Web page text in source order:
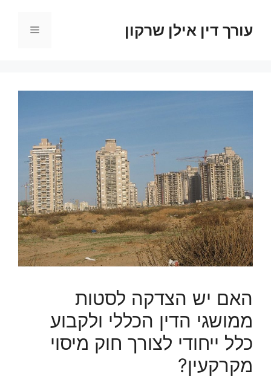
עורך דין אילן שרקון תפריט
האם יש הצדקה לסטות
ממושגי הדין הכללי ולקבוע
כלל ייחודי לצורך חוק מיסוי
מקרקעין?